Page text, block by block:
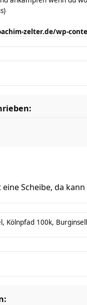
zelter.de/wp-
Scheibe, da
Kölnpfad 100k,